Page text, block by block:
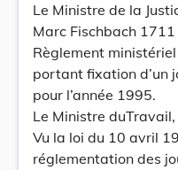
Le Ministre de la
Marc Fischbach 1711
Règlement
portant fixation d’un
pour l’année 1995.
Le Ministre duTravail,
Vu la loi du 10 avril
réglementation des